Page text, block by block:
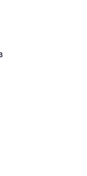
0 на основе 0 оценок